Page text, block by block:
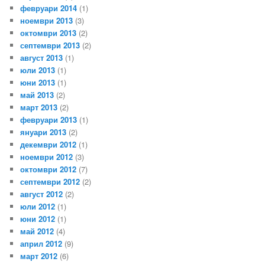
февруари 2014 (1)
ноември 2013 (3)
октомври 2013 (2)
септември 2013 (2)
август 2013 (1)
юли 2013 (1)
юни 2013 (1)
май 2013 (2)
март 2013 (2)
февруари 2013 (1)
януари 2013 (2)
декември 2012 (1)
ноември 2012 (3)
октомври 2012 (7)
септември 2012 (2)
август 2012 (2)
юли 2012 (1)
юни 2012 (1)
май 2012 (4)
април 2012 (9)
март 2012 (6)